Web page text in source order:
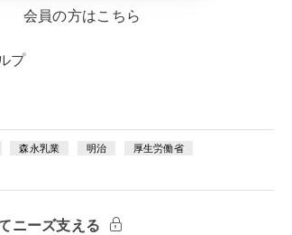
会員の方はこちら
プ
森永乳業 明治 厚生労働省
ニーズ支える